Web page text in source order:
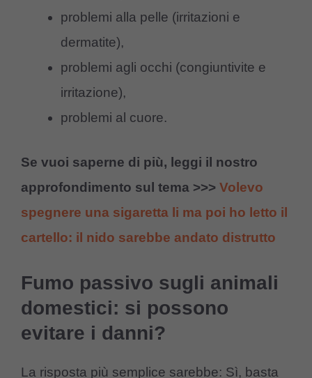
problemi alla pelle (irritazioni e
dermatite),
problemi agli occhi (congiuntivite e
irritazione),
problemi al cuore.
Se vuoi saperne di più, leggi il nostro
approfondimento sul tema >>> Volevo
spegnere una sigaretta li ma poi ho letto il
cartello: il nido sarebbe andato distrutto
Fumo passivo sugli animali
domestici: si possono
evitare i danni?
La risposta più semplice sarebbe: Sì, basta